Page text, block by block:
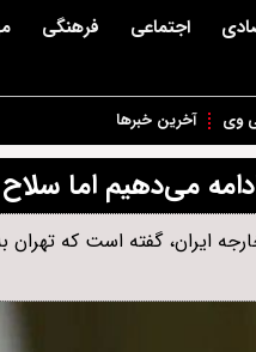
اجتماعی فرهنگی
وی آخرین خبرها
می‌دهیم اما
ایران، گفته است که